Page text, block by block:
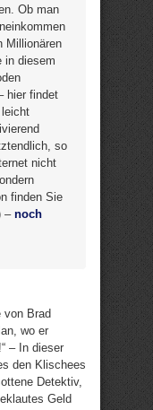
Ob man
Millionären
in diesem
hier findet
so
nicht
finden Sie
– noch
von Brad
wo er
– In dieser
den Klischees
Detektiv,
Geld